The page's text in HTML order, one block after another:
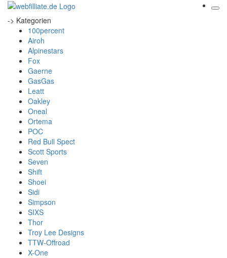
-> Kategorien
100percent
Airoh
Alpinestars
Fox
Gaerne
GasGas
Leatt
Oakley
Oneal
Ortema
POC
Red Bull Spect
Scott Sports
Seven
Shift
Shoei
Sidi
Simpson
SIXS
Thor
Troy Lee Designs
TTW-Offroad
X-One